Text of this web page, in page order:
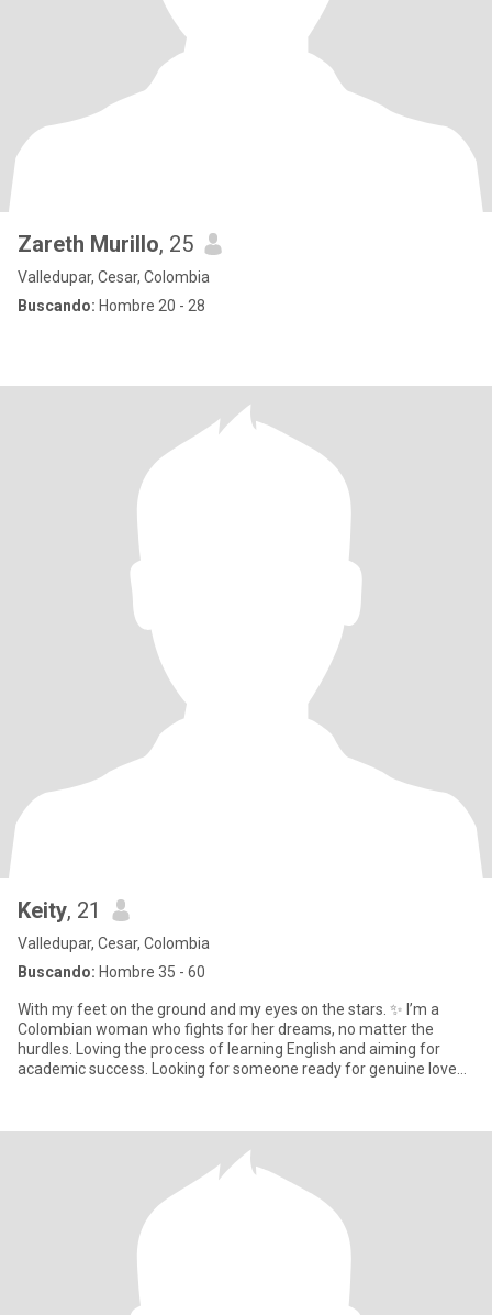
Zareth Murillo, 25
Valledupar, Cesar, Colombia
Buscando: Hombre 20 - 28
Keity, 21
Valledupar, Cesar, Colombia
Buscando: Hombre 35 - 60
With my feet on the ground and my eyes on the stars. ✨ I’m a
Colombian woman who fights for her dreams, no matter the
hurdles. Loving the process of learning English and aiming for
academic success. Looking for someone ready for genuine love